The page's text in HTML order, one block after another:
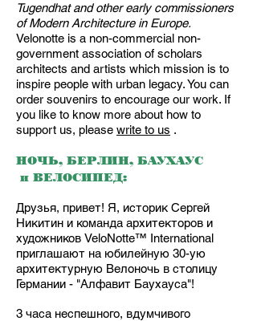
Tugendhat and other early commissioners
of Modern Architecture in Europe.
Velonotte is a non-commercial non-
government association of scholars
architects and artists which mission is to
inspire people with urban legacy. You can
order souvenirs to encourage our work. If
you like to know more about how to
support us, please write to us .
НОЧЬ, БЕРЛИН, БАУХАУС
и ВЕЛОСИПЕД:
Друзья, привет! Я, историк Сергей
Никитин и команда архитекторов и
художников VeloNotte™ International
приглашают на юбилейную 30-ую
архитектурную Велоночь в столицу
Германии - "Алфавит Баухауса"!
3 часа неспешного, вдумчивого